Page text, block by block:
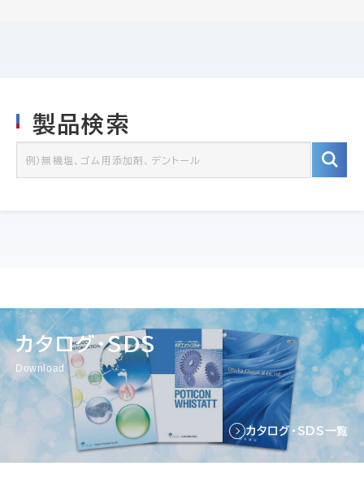
製品検索
カタログ・SDS
Download
カタログ・SDS一覧